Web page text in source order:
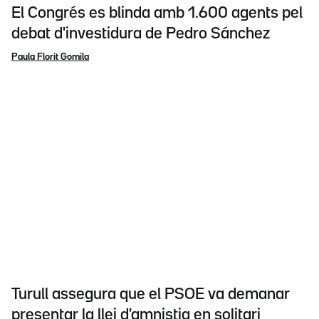
El Congrés es blinda amb 1.600 agents pel
debat d'investidura de Pedro Sánchez
Paula Florit Gomila
Turull assegura que el PSOE va demanar
presentar la llei d'amnistia en solitari